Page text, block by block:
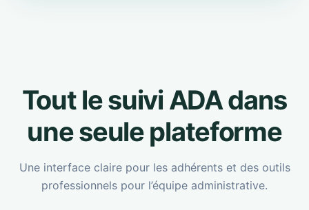
Tout le suivi ADA dans
une seule plateforme
Une interface claire pour les adhérents et des outils
professionnels pour l’équipe administrative.